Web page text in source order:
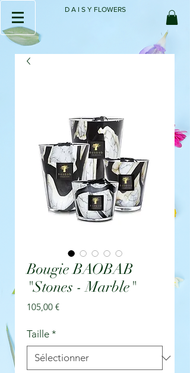
D A I S Y FLOWERS
Bougie BAOBAB
"Stones - Marble"
105,00 €Prix
Taille *